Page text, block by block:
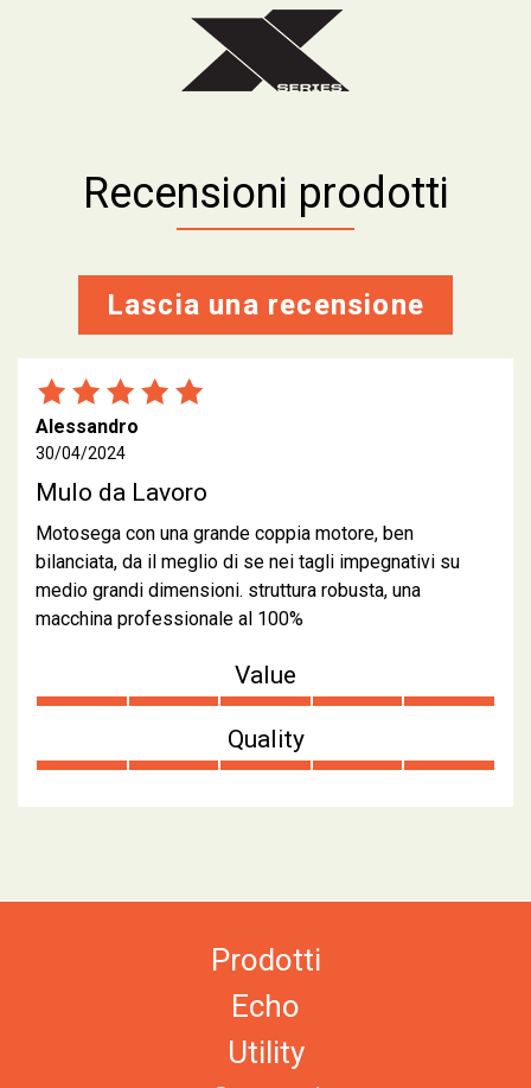
Recensioni prodotti
Lascia una recensione
Alessandro
30/04/2024
Mulo da Lavoro
Motosega con una grande coppia motore, ben
bilanciata, da il meglio di se nei tagli impegnativi su
medio grandi dimensioni. struttura robusta, una
macchina professionale al 100%
Value
Quality
Prodotti
Echo
Utility